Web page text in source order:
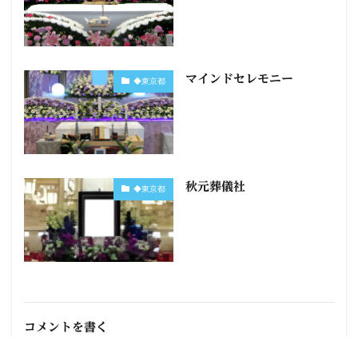
◆東京都 マインドセレモニー
◆東京都 秋元葬儀社
コメントを書く